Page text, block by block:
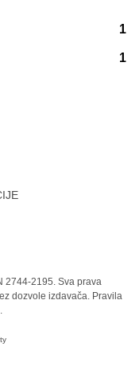
1
1
2744-2195. Sva prava
dozvole izdavača. Pravila